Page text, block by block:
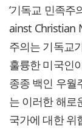
‘기독교 민족주
ainst Christian
주의는 기독교
훌륭한 미국인
종종 백인 우월
는 이러한 해로
국가에 대한 위